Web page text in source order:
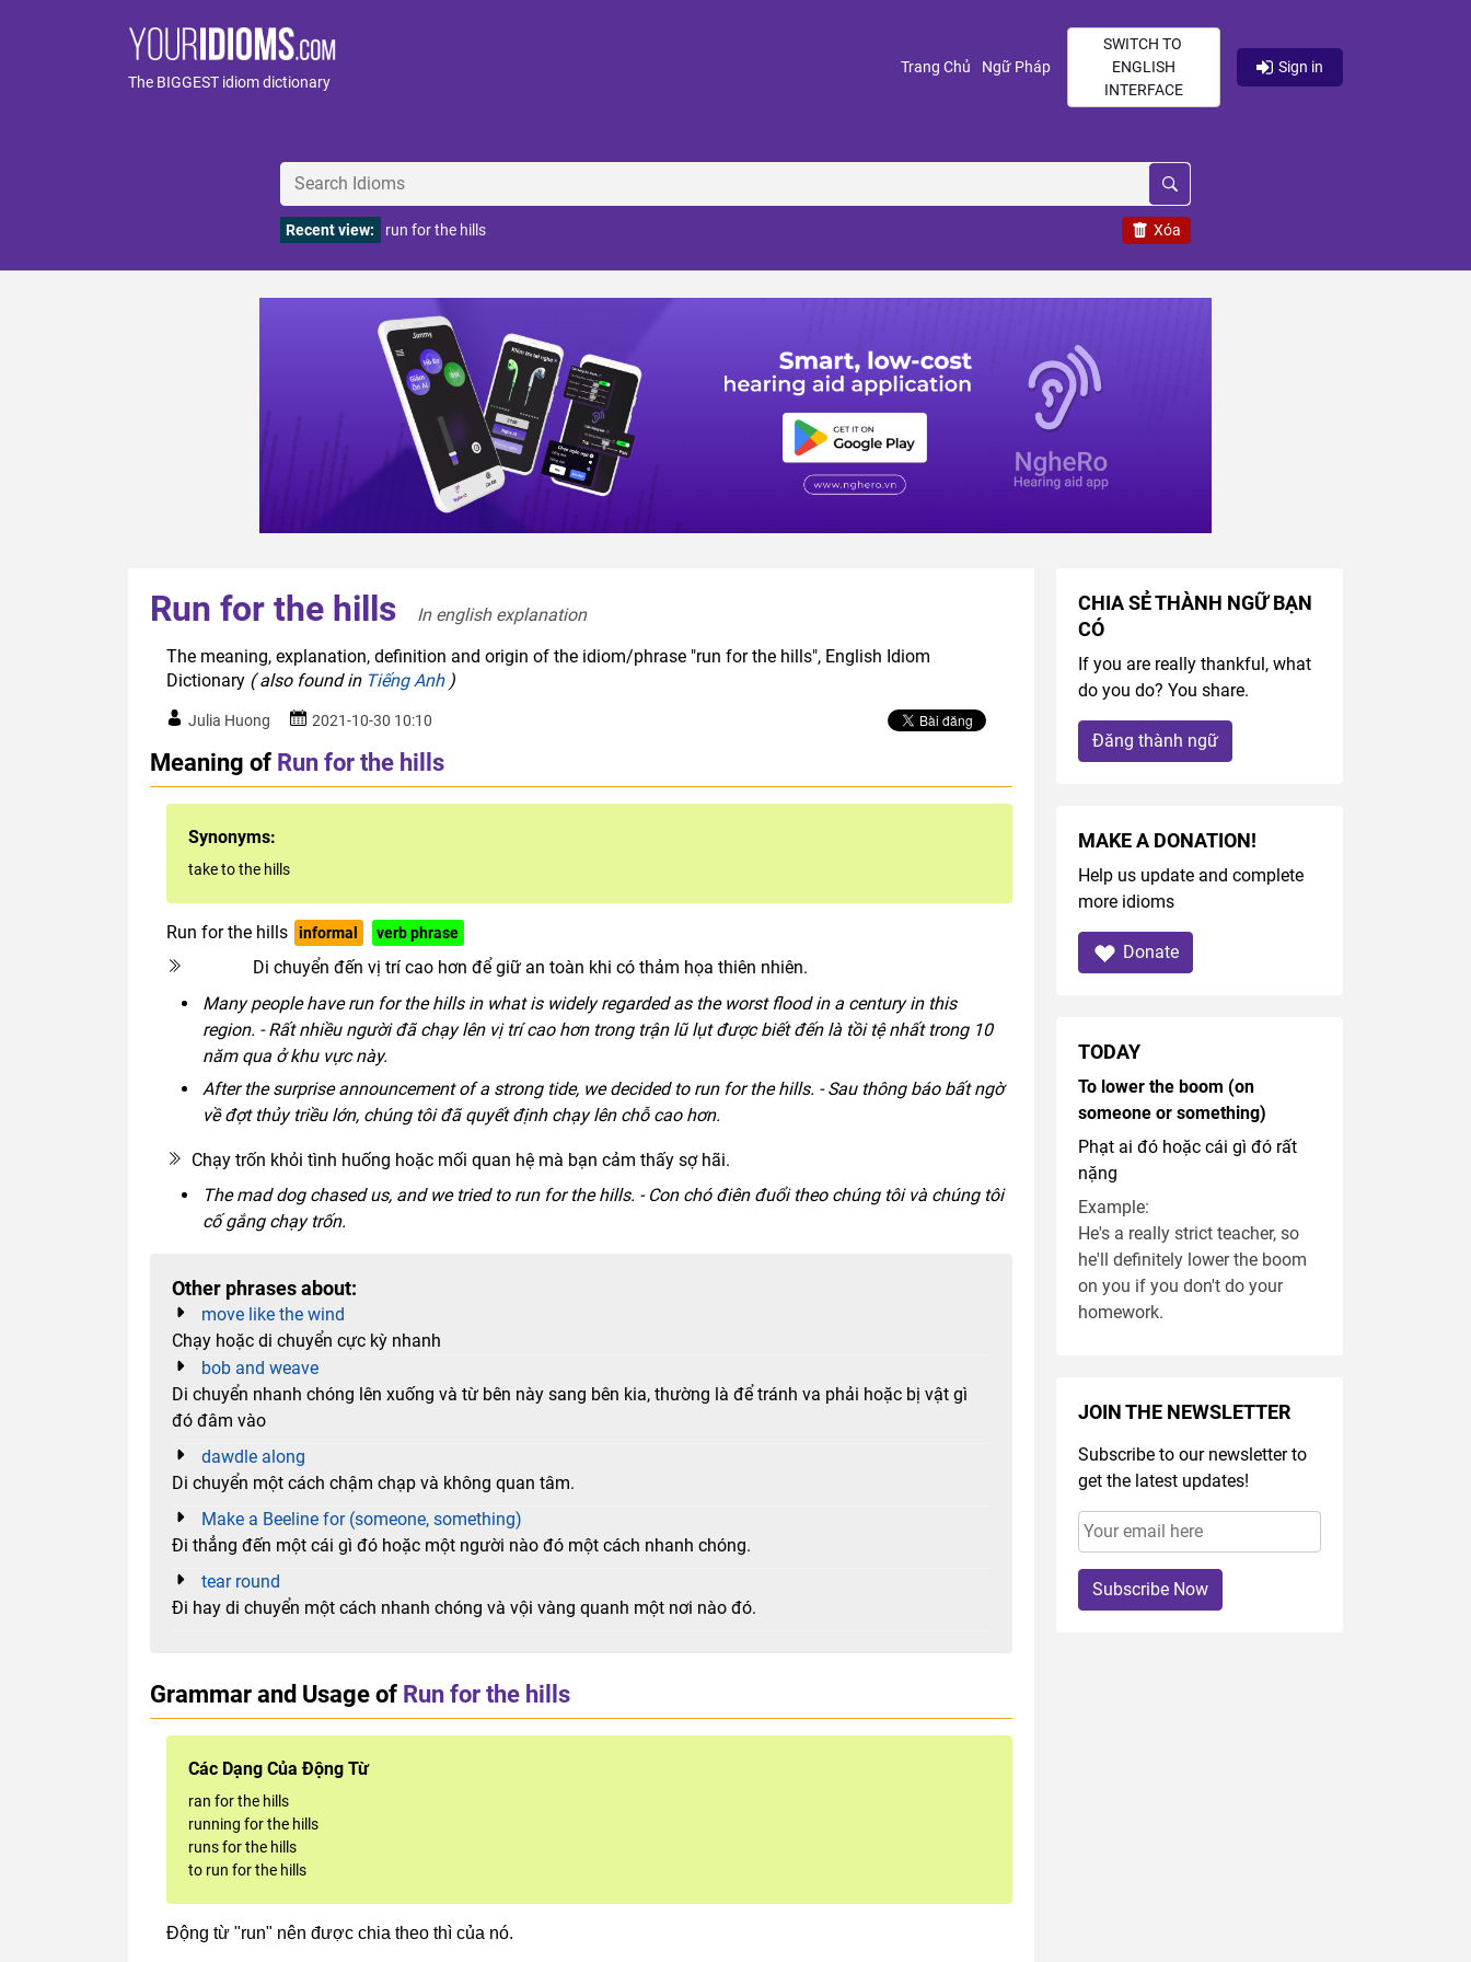
The BIGGEST idiom dictionary
Trang Chủ (current)
Ngữ Pháp(current)
SWITCH TO
ENGLISH
INTERFACE
Sign in
Xóa
Recent view: run for the hills
Run for the hills
In english explanation
The meaning, explanation, definition and origin of the idiom/phrase "run for the hills", English Idiom
Dictionary ( also found in Tiếng Anh)
Julia Huong 2021-10-30 10:10
Meaning of Run for the hills
Synonyms:
take to the hills
Run for the hills informal verb phrase
Di chuyển đến vị trí cao hơn để giữ an toàn khi có thảm họa thiên nhiên.
Many people have run for the hills in what is widely regarded as the worst flood in a century in this
region. - Rất nhiều người đã chạy lên vị trí cao hơn trong trận lũ lụt được biết đến là tồi tệ nhất trong 10
năm qua ở khu vực này.
After the surprise announcement of a strong tide, we decided to run for the hills. - Sau thông báo bất ngờ
về đợt thủy triều lớn, chúng tôi đã quyết định chạy lên chỗ cao hơn.
Chạy trốn khỏi tình huống hoặc mối quan hệ mà bạn cảm thấy sợ hãi.
The mad dog chased us, and we tried to run for the hills. - Con chó điên đuổi theo chúng tôi và chúng tôi
cố gắng chạy trốn.
Other phrases about:
move like the wind
Chạy hoặc di chuyển cực kỳ nhanh
bob and weave
Di chuyển nhanh chóng lên xuống và từ bên này sang bên kia, thường là để tránh va phải hoặc bị vật gì
đó đâm vào
dawdle along
Di chuyển một cách chậm chạp và không quan tâm.
Make a Beeline for (someone, something)
Đi thẳng đến một cái gì đó hoặc một người nào đó một cách nhanh chóng.
tear round
Đi hay di chuyển một cách nhanh chóng và vội vàng quanh một nơi nào đó.
Grammar and Usage of Run for the hills
Các Dạng Của Động Từ
ran for the hills
running for the hills
runs for the hills
to run for the hills
Động từ "run" nên được chia theo thì của nó.
CHIA SẺ THÀNH NGỮ BẠN
CÓ
If you are really thankful, what
do you do? You share.
Đăng thành ngữ
MAKE A DONATION!
Help us update and complete
more idioms
Donate
TODAY
To lower the boom (on
someone or something)
Phạt ai đó hoặc cái gì đó rất
nặng
Example:
He's a really strict teacher, so
he'll definitely lower the boom
on you if you don't do your
homework.
JOIN THE NEWSLETTER
Subscribe to our newsletter to
get the latest updates!
Subscribe Now